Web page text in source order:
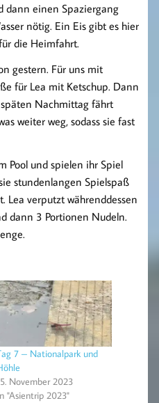
dann einen Spaziergang
nötig. Ein Eis gibt es hier
die Heimfahrt.
gestern. Für uns mit
für Lea mit Ketschup. Dann
Nachmittag fährt
weiter weg, sodass sie fast
Pool und spielen ihr Spiel
stundenlangen Spielspaß
Lea verputzt währenddessen
dann 3 Portionen Nudeln.
7 – Nationalpark und
November 2023
"Asientrip 2023"